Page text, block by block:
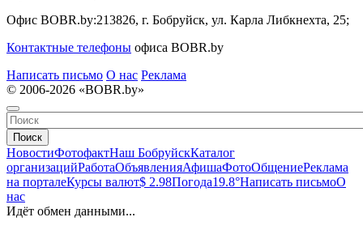
Офис BOBR.by:213826, г. Бобруйск, ул. Карла Либкнехта, 25;
Контактные телефоны офиса BOBR.by
Написать письмо О нас Реклама
© 2006-2026 «BOBR.by»
Поиск
НовостиФотофактНаш БобруйскКаталог
организацийРаботаОбъявленияАфишаФотоОбщениеРеклама
на порталеКурсы валют$ 2.98Погода19.8°Написать письмоО
нас
Идёт обмен данными...